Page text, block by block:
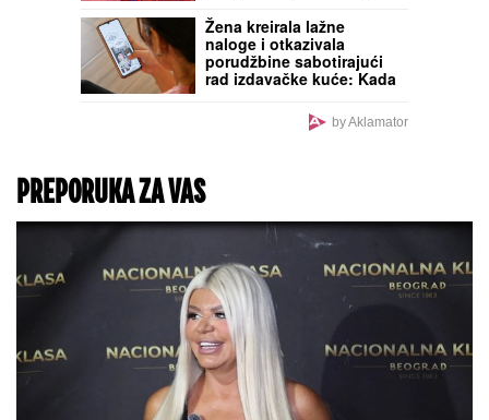
ŠTA VIDETI U
BARSELONI:
Ako prvi put
putujete u Španiju ovih
osam znamenitosti
morate da vidite